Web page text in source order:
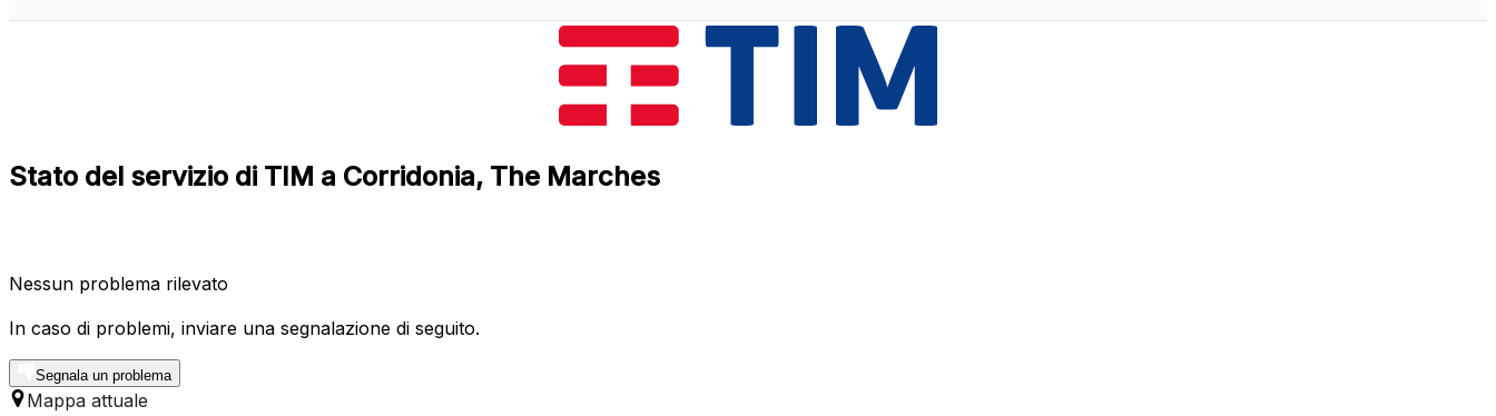
Stato del servizio di TIM a Corridonia, The Marches
Nessun problema rilevato
In caso di problemi, inviare una segnalazione di seguito.
Segnala un problema
Mappa attuale